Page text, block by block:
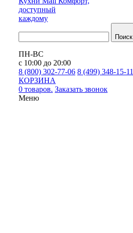
доступный
каждому
Поиск
ПН-ВС
с 10:00 до 20:00
8 (800) 302-77-06 8 (499) 348-15-11
КОРЗИНА
0 товаров. Заказать звонок
Меню